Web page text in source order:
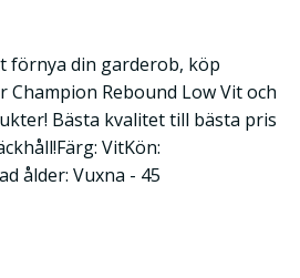
förnya din garderob, köp
Champion Rebound Low Vit och
Bästa kvalitet till bästa pris
VitKön:
ålder: Vuxna - 45